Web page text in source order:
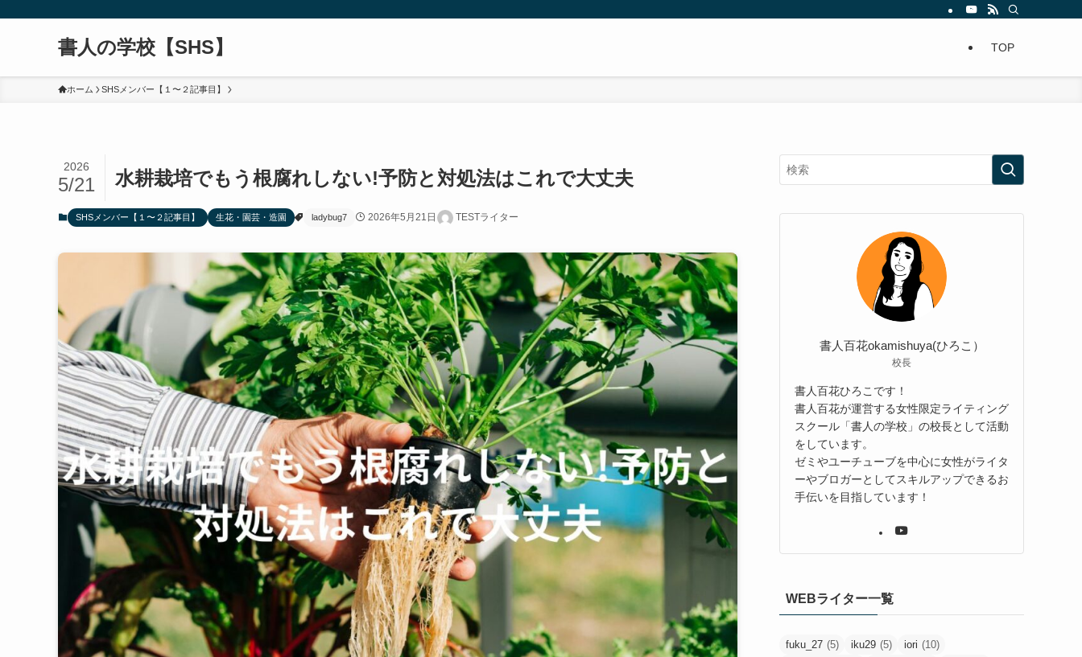
書人の学校【SHS】 TOP
ホーム SHSメンバー【１〜２記事目】
水耕栽培でもう根腐れしない!予防と対処法はこれで大丈夫
2026
5/21
SHSメンバー【１〜２記事目】 生花・園芸・造園 ladybug7 2026年5月21日 TESTライター
書人百花okamishuya(ひろこ）
校長
書人百花ひろこです！
書人百花が運営する女性限定ライティング
スクール「書人の学校」の校長として活動
をしています。
ゼミやユーチューブを中心に女性がライタ
ーやブロガーとしてスキルアップできるお
手伝いを目指しています！
WEBライター一覧
fuku_27 (5) iku29 (5) iori (10)